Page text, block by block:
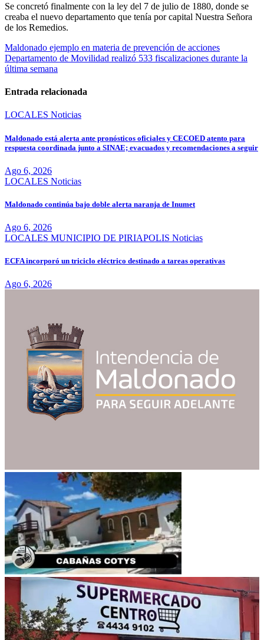
Se concretó finalmente con la ley del 7 de julio de 1880, donde se
creaba el nuevo departamento que tenía por capital Nuestra Señora
de los Remedios.
Navegación
de
Maldonado ejemplo en materia de prevención de acciones
Departamento de Movilidad realizó 533 fiscalizaciones durante la
última semana
Entrada relacionada
LOCALES Noticias
Maldonado está alerta ante pronósticos oficiales y CECOED atento para
respuesta coordinada junto a SINAE; evacuados y recomendaciones a seguir
Ago 6, 2026
LOCALES Noticias
Maldonado continúa bajo doble alerta naranja de Inumet
Ago 6, 2026
LOCALES MUNICIPIO DE PIRIAPOLIS Noticias
ECFA incorporó un triciclo eléctrico destinado a tareas operativas
Ago 6, 2026